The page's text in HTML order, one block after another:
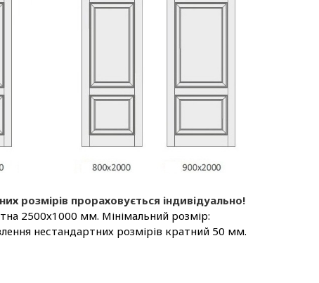
розмірів прораховується індивідуально!
2500х1000 мм. Мінімальний розмір:
нестандартних розмірів кратний 50 мм.